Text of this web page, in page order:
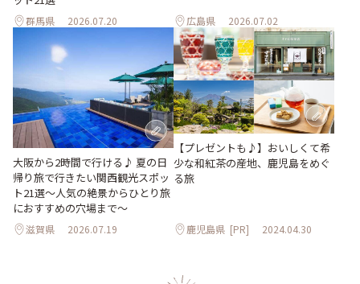
群馬県 2026.07.20 広島県 2026.07.02
大阪から2時間で行ける♪ 夏の日
帰り旅で行きたい関西観光スポッ
ト21選～人気の絶景からひとり旅
におすすめの穴場まで～
滋賀県 2026.07.19
【プレゼントも♪】おいしくて希
少な和紅茶の産地、鹿児島をめぐ
る旅
鹿児島県 [PR] 2024.04.30